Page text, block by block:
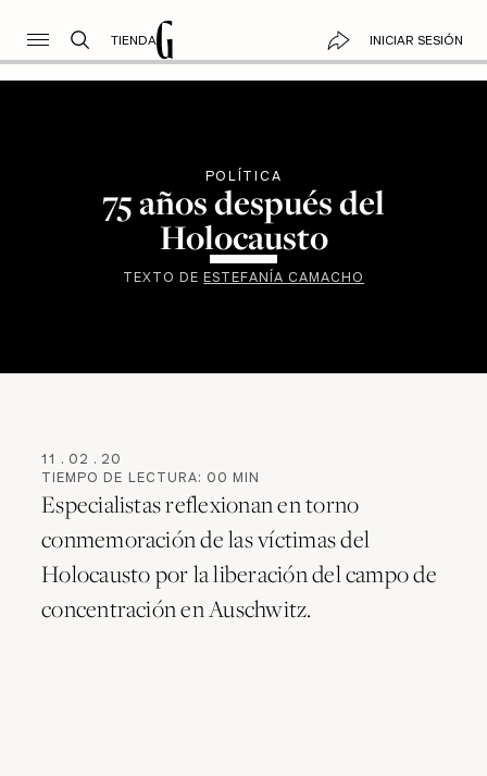
TIENDA INICIAR SESIÓN
POLÍTICA
75 años después del
Holocausto
TEXTO DEESTEFANÍA CAMACHO
11 . 02 . 20
TIEMPO DE LECTURA: 00 MIN
Especialistas reflexionan en torno
conmemoración de las víctimas del
Holocausto por la liberación del campo de
concentración en Auschwitz.